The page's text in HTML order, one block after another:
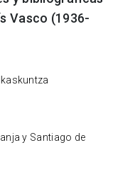
Vasco (1936-
y Santiago de